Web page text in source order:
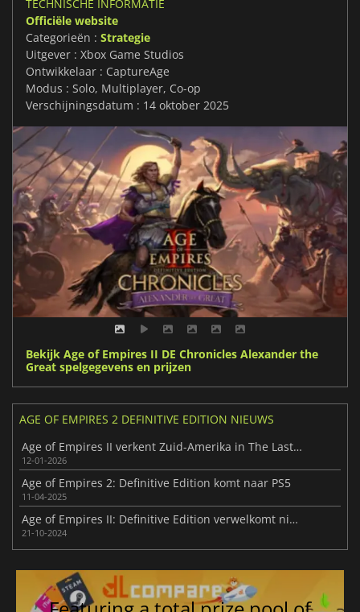
TECHNISCHE INFORMATIE
Officiële website
Categorieën : Strategie
Uitgever : Xbox Game Studios
Ontwikkelaar : CaptureAge
Modus : Solo, Multiplayer, Co-op
Verschijningsdatum : 14 oktober 2025
Bekijk Age of Empires II DE Chronicles Alexander the
Great spelgegevens en prijzen
AGE OF EMPIRES 2 DEFINITIVE EDITION NIEUWS
Age of Empires II verkent Zuid-Amerika in The Last Chieftains
12-01-2026
Age of Empires 2: Definitive Edition komt naar PS5
11-04-2025
Age of Empires II: Definitive Edition verwelkomt nieuwe DLC - Chronicles: Battle for Greece
21-10-2024